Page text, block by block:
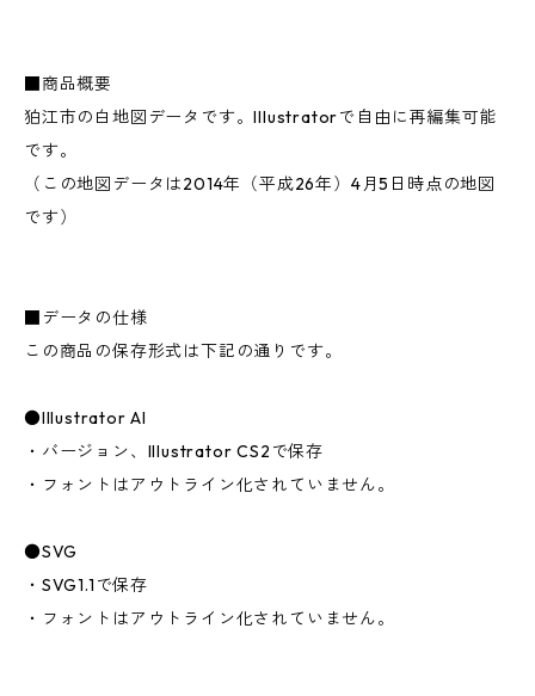
■商品概要
狛江市の白地図データです。Illustratorで自由に再編集可能
です。
（この地図データは2014年（平成26年）4月5日時点の地図
です）
■データの仕様
この商品の保存形式は下記の通りです。
●Illustrator AI
・バージョン、Illustrator CS2で保存
・フォントはアウトライン化されていません。
●SVG
・SVG1.1で保存
・フォントはアウトライン化されていません。